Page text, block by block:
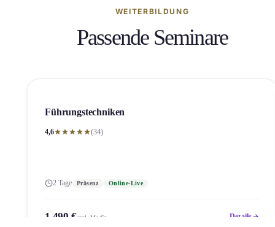
WEITERBILDUNG
Passende Seminare
Führungs­techniken
4,6 (34)
2 Tage Präsenz Online-Live
1.490 €zzgl. MwSt. Details